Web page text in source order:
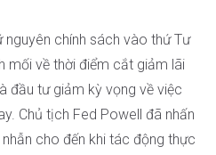
nguyên chính sách vào thứ Tư
mối về thời điểm cắt giảm lãi
đầu tư giảm kỳ vọng về việc
Chủ tịch Fed Powell đã nhấn
cho đến khi tác động thực